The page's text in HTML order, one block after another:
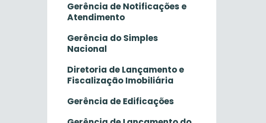
Gerência de Notificações e
Atendimento
Gerência do Simples
Nacional
Diretoria de Lançamento e
Fiscalização Imobiliária
Gerência de Edificações